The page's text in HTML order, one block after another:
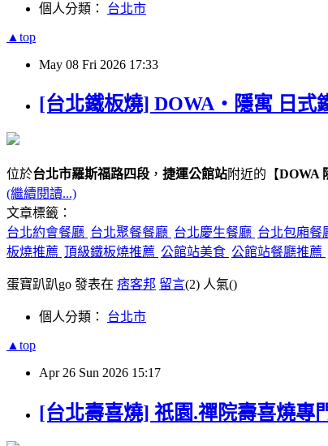
個人分類： 台北市
▲top
May 08 Fri 2026 17:33
[台北鐵板燒] DOWA・隱寓 日式
位於台北市羅斯福路四段 ， 捷運公館站附近的【DOWA
(繼續閱讀...)
文章標籤：
台北約會餐廳 台北聚餐餐廳 台北慶生餐廳 台北包廂餐
板燒推薦 頂級鐵板燒推薦 公館站美食 公館站餐廳推薦
蛋寶趴趴go 發表在 痞客邦 留言(2) 人氣()
個人分類： 台北市
▲top
Apr 26 Sun 2026 15:17
[台北壽喜燒] 祇園.禪院壽喜燒專